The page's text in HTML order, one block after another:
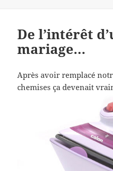
De l’intérêt
mariage…
Après avoir remplacé
chemises ça devenait